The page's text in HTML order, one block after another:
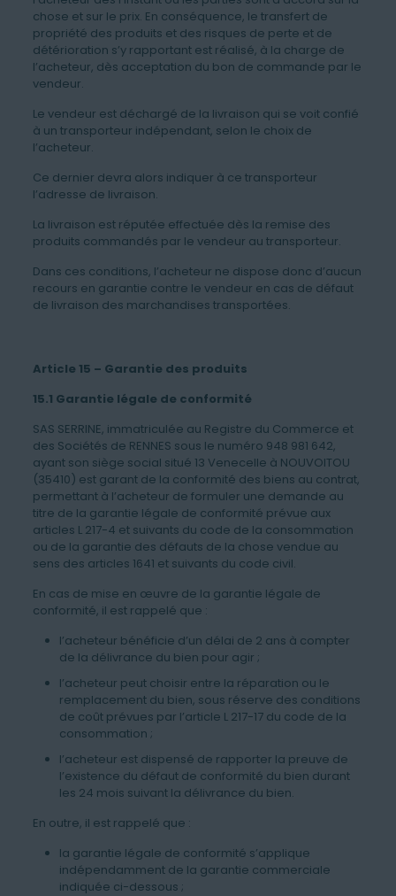
chose et sur le prix. En conséquence, le transfert de
propriété des produits et des risques de perte et de
détérioration s’y rapportant est réalisé, à la charge de
l’acheteur, dès acceptation du bon de commande par le
vendeur.
Le vendeur est déchargé de la livraison qui se voit confié
à un transporteur indépendant, selon le choix de
l’acheteur.
Ce dernier devra alors indiquer à ce transporteur
l’adresse de livraison.
La livraison est réputée effectuée dès la remise des
produits commandés par le vendeur au transporteur.
Dans ces conditions, l’acheteur ne dispose donc d’aucun
recours en garantie contre le vendeur en cas de défaut
de livraison des marchandises transportées.
Article 15 – Garantie des produits
15.1 Garantie légale de conformité
SAS SERRINE, immatriculée au Registre du Commerce et
des Sociétés de RENNES sous le numéro 948 981 642,
ayant son siège social situé 13 Venecelle à NOUVOITOU
(35410) est garant de la conformité des biens au contrat,
permettant à l’acheteur de formuler une demande au
titre de la garantie légale de conformité prévue aux
articles L 217-4 et suivants du code de la consommation
ou de la garantie des défauts de la chose vendue au
sens des articles 1641 et suivants du code civil.
En cas de mise en œuvre de la garantie légale de
conformité, il est rappelé que :
l’acheteur bénéficie d’un délai de 2 ans à compter
de la délivrance du bien pour agir ;
l’acheteur peut choisir entre la réparation ou le
remplacement du bien, sous réserve des conditions
de coût prévues par l’article L 217-17 du code de la
consommation ;
l’acheteur est dispensé de rapporter la preuve de
l’existence du défaut de conformité du bien durant
les 24 mois suivant la délivrance du bien.
En outre, il est rappelé que :
la garantie légale de conformité s’applique
indépendamment de la garantie commerciale
indiquée ci-dessous ;